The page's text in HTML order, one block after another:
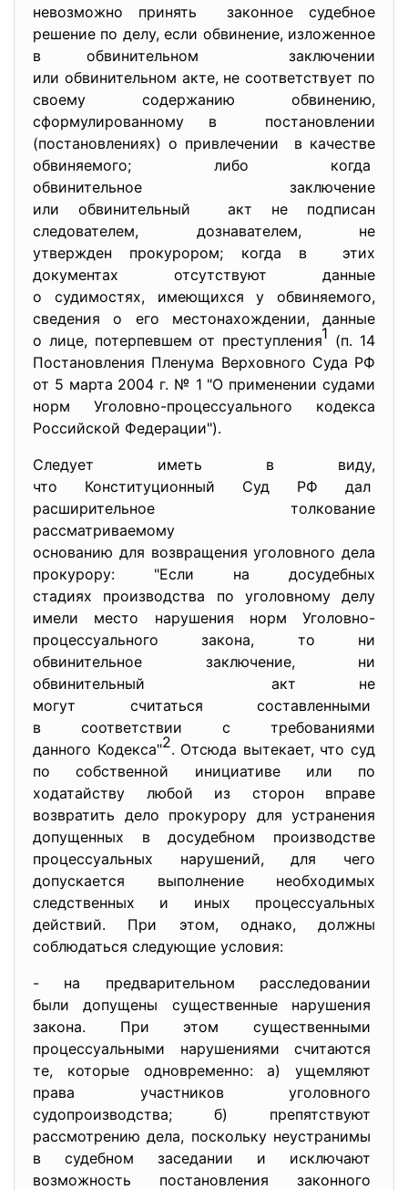
невозможно принять законное судебное
решение по делу, если обвинение, изложенное
в обвинительном заключении
или обвинительном акте, не соответствует по
своему содержанию обвинению,
сформулированному в постановлении
(постановлениях) о привлечении в качестве
обвиняемого; либо когда
обвинительное заключение
или обвинительный акт не подписан
следователем, дознавателем, не
утвержден прокурором; когда в этих
документах отсутствуют данные
о судимостях, имеющихся у обвиняемого,
сведения о его местонахождении, данные
о лице, потерпевшем от преступления1 (п. 14
Постановления Пленума Верховного Суда РФ
от 5 марта 2004 г. № 1 "О применении судами
норм Уголовно-процессуального кодекса
Российской Федерации").
Следует иметь в виду,
что Конституционный Суд РФ дал
расширительное толкование
рассматриваемому
основанию для возвращенияуголовного дела
прокурору: "Если на досудебных
стадиях производства по уголовному делу
имели место нарушения норм Уголовно-
процессуальногозакона, то ни
обвинительное заключение, ни
обвинительный акт не
могут считаться составленными
в соответствии с требованиями
данного Кодекса"2. Отсюда вытекает, что суд
по собственной инициативе или по
ходатайству любой из сторон вправе
возвратить дело прокурору для устранения
допущенных в досудебном производстве
процессуальных нарушений, для чего
допускается выполнение необходимых
следственных и иных процессуальных
действий. При этом, однако, должны
соблюдаться следующие условия:
- на предварительном расследовании
были допущены существенные нарушения
закона. При этом существенными
процессуальными нарушениями считаются
те, которые одновременно: а) ущемляют
права участников уголовного
судопроизводства; б) препятствуют
рассмотрению дела, поскольку неустранимы
в судебном заседании и исключают
возможность постановления законного